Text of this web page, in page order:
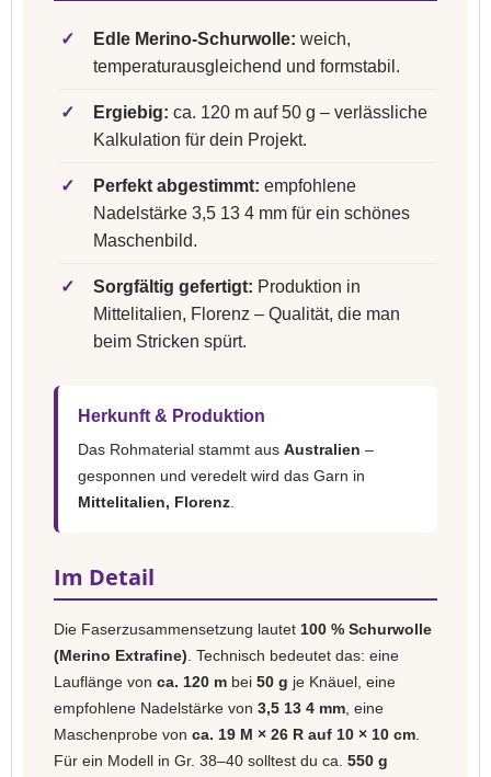
✓ Edle Merino-Schurwolle: weich,
temperaturausgleichend und formstabil.
✓ Ergiebig: ca. 120 m auf 50 g – verlässliche
Kalkulation für dein Projekt.
✓ Perfekt abgestimmt: empfohlene
Nadelstärke 3,5 13 4 mm für ein schönes
Maschenbild.
✓ Sorgfältig gefertigt: Produktion in
Mittelitalien, Florenz – Qualität, die man
beim Stricken spürt.
Herkunft & Produktion
Das Rohmaterial stammt aus Australien –
gesponnen und veredelt wird das Garn in
Mittelitalien, Florenz
Im Detail
Die Faserzusammensetzung lautet 100 % Schurwolle
(Merino Extrafine) . Technisch bedeutet das: eine
Lauflänge von ca. 120 m bei 50 g je Knäuel, eine
empfohlene Nadelstärke von 3,5 13 4 mm , eine
Maschenprobe von ca. 19 M × 26 R auf 10 × 10 cm
Für ein Modell in Gr. 38–40 solltest du ca. 550 g